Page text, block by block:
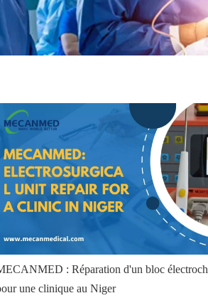
: Réparation d'un bloc
une clinique au Niger